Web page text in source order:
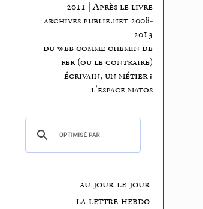
2011 | Après le livre
archives publie.net 2008-
2013
du web comme chemin de
fer (ou le contraire)
écrivain, un métier ?
l’espace matos
au jour le jour
la lettre hebdo